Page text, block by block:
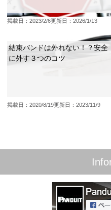
掲載日：2023/2/6更新日：2026/1/13
結束バンドは外れない！？安全
に外す３つのコツ
掲載日：2020/8/19更新日：2023/11/9